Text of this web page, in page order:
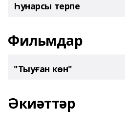
Һунарсы терпе
Фильмдар
"Тыуған көн"
Әкиәттәр